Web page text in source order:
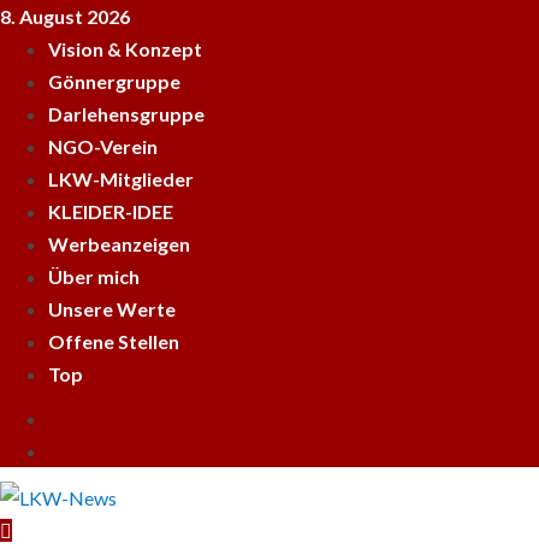
Skip
content
8. August 2026
Vision & Konzept
Gönnergruppe
Darlehensgruppe
NGO-Verein
LKW-Mitglieder
KLEIDER-IDEE
Werbeanzeigen
Über mich
Unsere Werte
Offene Stellen
Top